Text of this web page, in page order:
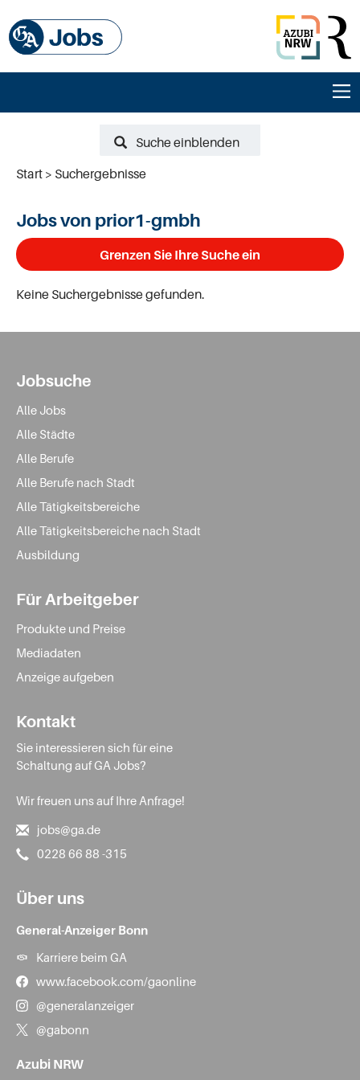
Suche einblenden
Start
Suchergebnisse
Jobs von prior1-gmbh
Grenzen Sie Ihre Suche ein
Keine Suchergebnisse gefunden.
Jobsuche
Alle Jobs
Alle Städte
Alle Berufe
Alle Berufe nach Stadt
Alle Tätigkeitsbereiche
Alle Tätigkeitsbereiche nach Stadt
Ausbildung
Für Arbeitgeber
Produkte und Preise
Mediadaten
Anzeige aufgeben
Kontakt
Sie interessieren sich für eine
Schaltung auf GA Jobs?
Wir freuen uns auf Ihre Anfrage!
jobs@ga.de
0228 66 88 -315
Über uns
General-Anzeiger Bonn
Karriere beim GA
www.facebook.com/gaonline
@generalanzeiger
@gabonn
Azubi NRW